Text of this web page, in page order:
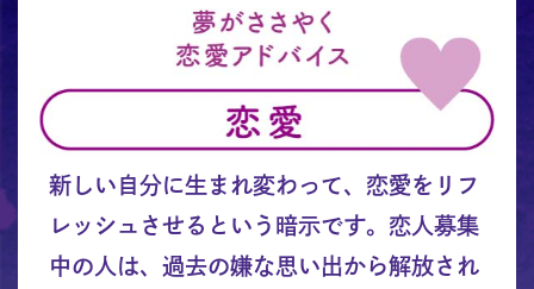
新しい自分に生まれ変わって、恋愛をリフ
レッシュさせるという暗示です。恋人募集
中の人は、過去の嫌な思い出から解放され